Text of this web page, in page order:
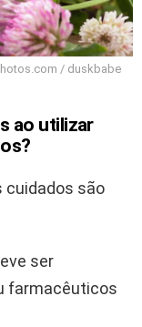
/ duskbabe
ao utilizar
cuidados são
ser
farmacêuticos